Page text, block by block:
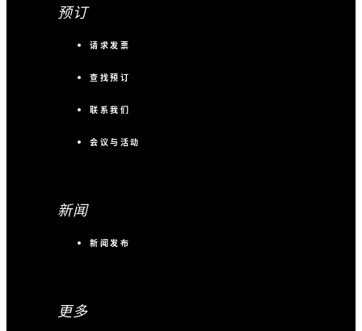
预订
请求发票
查找预订
联系我们
会议与活动
新闻
新闻发布
更多